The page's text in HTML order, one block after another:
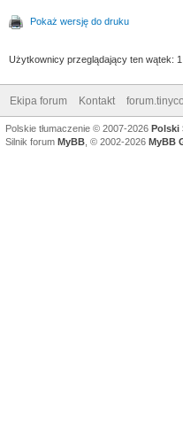
Pokaż wersję do druku
Użytkownicy przeglądający ten wątek:
Ekipa forum Kontakt
Polskie tłumaczenie © 2007-2026 Polski
Silnik forum MyBB , © 2002-2026 MyBB